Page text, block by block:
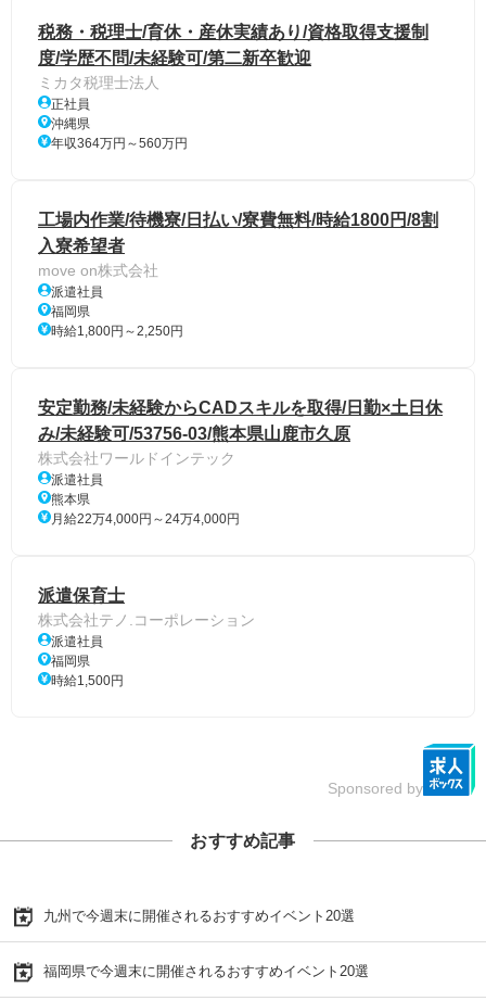
税務・税理士/育休・産休実績あり/資格取得支援制
度/学歴不問/未経験可/第二新卒歓迎
ミカタ税理士法人
正社員
沖縄県
年収364万円～560万円
工場内作業/待機寮/日払い/寮費無料/時給1800円/8割
入寮希望者
move on株式会社
派遣社員
福岡県
時給1,800円～2,250円
安定勤務/未経験からCADスキルを取得/日勤×土日休
み/未経験可/53756-03/熊本県山鹿市久原
株式会社ワールドインテック
派遣社員
熊本県
月給22万4,000円～24万4,000円
派遣保育士
株式会社テノ.コーポレーション
派遣社員
福岡県
時給1,500円
Sponsored by
おすすめ記事
九州で今週末に開催されるおすすめイベント20選
福岡県で今週末に開催されるおすすめイベント20選